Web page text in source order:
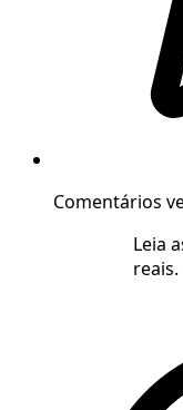
Comentários
Leia
reais.